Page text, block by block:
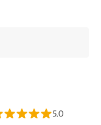
5.0